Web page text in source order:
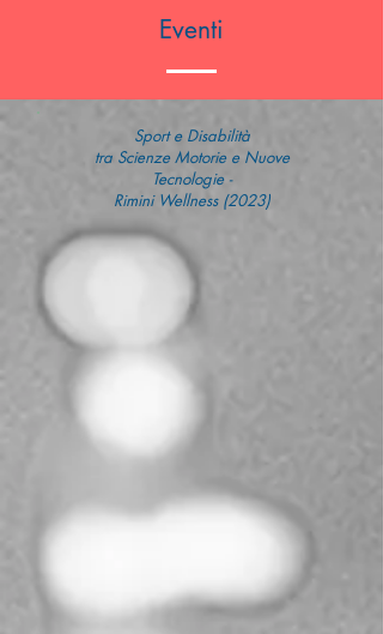
Eventi
Sport e Disabilità
tra Scienze Motorie e Nuove
Tecnologie -
Rimini Wellness (2023)